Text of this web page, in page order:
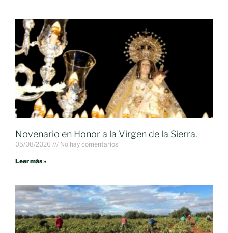
Novenario en Honor a la Virgen de la Sierra.
05/08/2026 No hay comentarios
Leer más »